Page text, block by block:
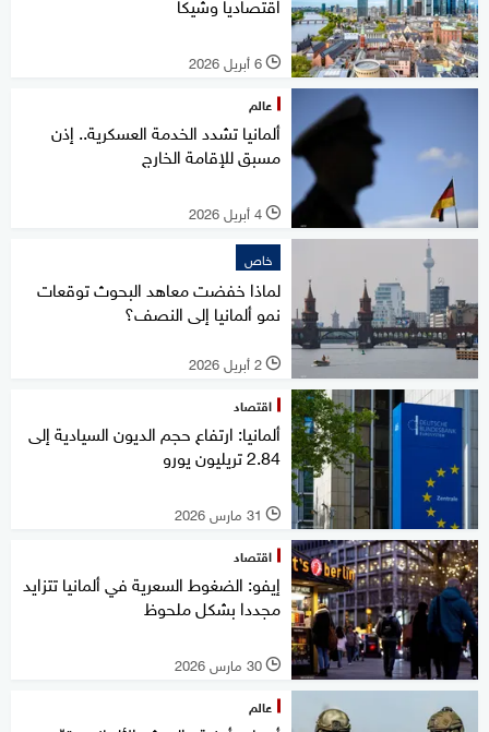
l 6 أبريل 2026
عالم
ألمانيا تشدد الخدمة العسكرية.. إذن
مسبق للإقامة الخارج
l 4 أبريل 2026
خاص
لماذا خفضت معاهد البحوث توقعات
نمو ألمانيا إلى النصف؟
l 2 أبريل 2026
اقتصاد
ألمانيا: ارتفاع حجم الديون السيادية إلى
2.84 تريليون يورو
l 31 مارس 2026
اقتصاد
إيفو: الضغوط السعرية في ألمانيا تتزايد
مجددا بشكل ملحوظ
l 30 مارس 2026
عالم